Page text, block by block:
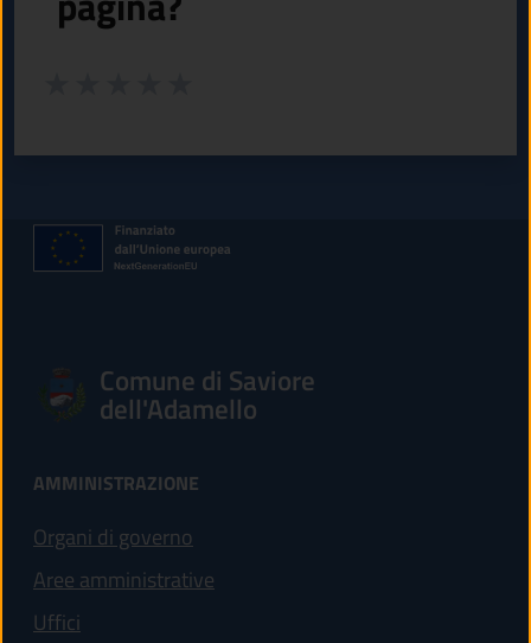
Comune di Saviore
dell'Adamello
AMMINISTRAZIONE
Organi di governo
Aree amministrative
Uffici